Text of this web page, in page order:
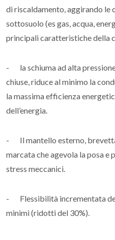
di riscaldamento, aggirando le
sottosuolo (es gas, acqua,
principali caratteristiche della
- la schiuma ad alta
chiuse, riduce al minimo la
la massima efficienza
dell’energia.
- Il mantello esterno,
marcata che agevola la posa
stress meccanici.
- Flessibilità incrementata
minimi (ridotti del 30%).